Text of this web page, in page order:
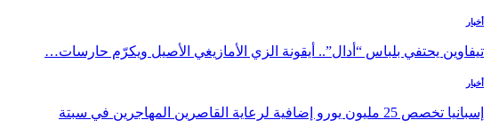
أخبار
تيفاوين يحتفي بلباس “أدال”.. أيقونة الزي الأمازيغي الأصيل ويكرّم حارسات…
أخبار
إسبانيا تخصص 25 مليون يورو إضافية لرعاية القاصرين المهاجرين في سبتة